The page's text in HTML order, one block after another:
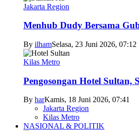
Jakarta Region
Menhub Dudy Bersama
By ilhamSelasa, 23 Juni 2026, 07:12
Kilas Metro
Pengosongan Hotel
By harKamis, 18 Juni 2026, 07:41
Jakarta Region
Kilas Metro
NASIONAL & POLITIK